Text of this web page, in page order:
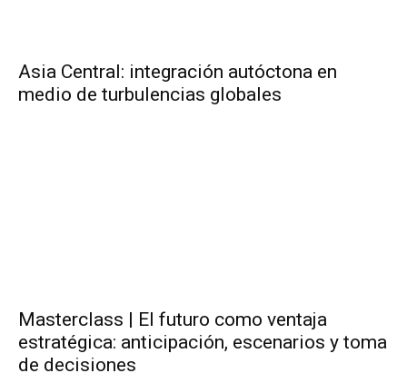
Asia Central: integración autóctona en
medio de turbulencias globales
Masterclass | El futuro como ventaja
estratégica: anticipación, escenarios y toma
de decisiones